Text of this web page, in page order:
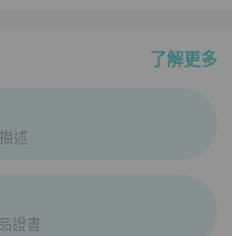
了解更多
流程介紹
述
證書